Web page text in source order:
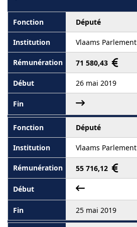
Député
Vlaams Parlement
71 580,43
26 mai 2019
Député
Vlaams Parlement
55 716,12
25 mai 2019